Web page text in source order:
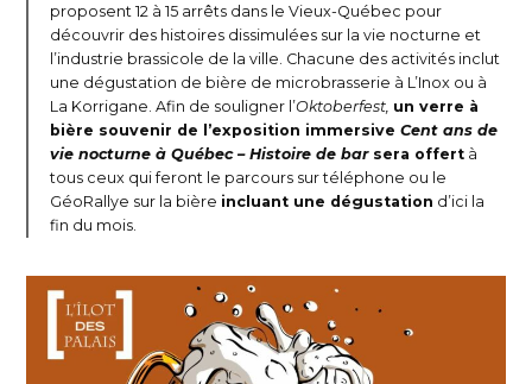
proposent 12 à 15 arrêts dans le Vieux-Québec pour
découvrir des histoires dissimulées sur la vie nocturne et
l’industrie brassicole de la ville. Chacune des activités inclut
une dégustation de bière de microbrasserie à L’Inox ou à
La Korrigane. Afin de souligner l’Oktoberfest, un verre à
bière souvenir de l’exposition immersiveCent ans de
vie nocturne à Québec – Histoire de bar sera offert à
tous ceux qui feront le parcours sur téléphone ou le
GéoRallye sur la bière incluant une dégustation d’ici la
fin du mois.